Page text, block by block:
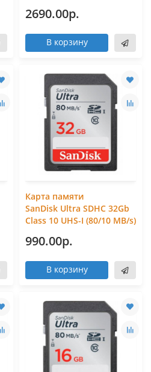
2690.00р.
В корзину
Карта памяти
SanDisk Ultra SDHC 32Gb
Class 10 UHS-I (80/10 MB/s)
990.00р.
В корзину